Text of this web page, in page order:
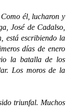
él, lucharon y
José de Cadalso,
está escribiendo la
días de enero
la batalla de los
Los moros de la
triunfal. Muchos